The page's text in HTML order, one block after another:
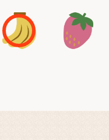
アイコン1